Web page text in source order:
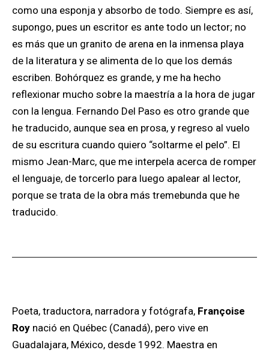
como una esponja y absorbo de todo. Siempre es así,
supongo, pues un escritor es ante todo un lector; no
es más que un granito de arena en la inmensa playa
de la literatura y se alimenta de lo que los demás
escriben. Bohórquez es grande, y me ha hecho
reflexionar mucho sobre la maestría a la hora de jugar
con la lengua. Fernando Del Paso es otro grande que
he traducido, aunque sea en prosa, y regreso al vuelo
de su escritura cuando quiero “soltarme el pelo”. El
mismo Jean-Marc, que me interpela acerca de romper
el lenguaje, de torcerlo para luego apalear al lector,
porque se trata de la obra más tremebunda que he
traducido.
Poeta, traductora, narradora y fotógrafa, Françoise
Roy nació en Québec (Canadá), pero vive en
Guadalajara, México, desde 1992. Maestra en